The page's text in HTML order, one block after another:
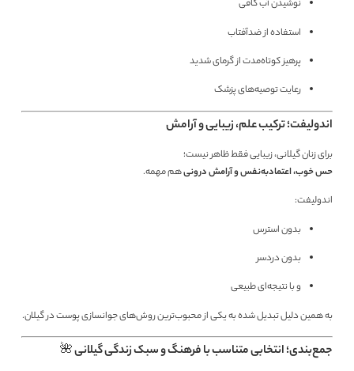
نوشیدن آب کافی
استفاده از ضدآفتاب
پرهیز کوتاه‌مدت از گرمای شدید
رعایت توصیه‌های پزشک
اندولیفت؛ ترکیب علم، زیبایی و آرامش
برای زنان گیلانی، زیبایی فقط ظاهر نیست؛
حس خوب، اعتمادبه‌نفس و آرامش درونیهم مهمه.
اندولیفت:
بدون استرس
بدون دردسر
و با نتیجه‌ای طبیعی
به همین دلیل تبدیل شده به یکی از محبوب‌ترین روش‌های جوانسازی پوست در گیلان.
جمع‌بندی؛ انتخابی متناسب با فرهنگ و سبک زندگی گیلانی 🌺